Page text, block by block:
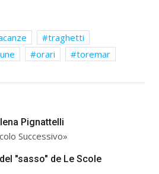
traghetti
orari toremar
Pignattelli
Successivo»
"sasso" de Le Scole